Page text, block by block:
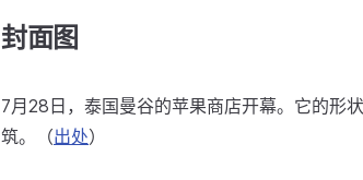
封面图
7月28日，泰国曼谷的苹果商店开幕。它的形
筑。（出处）